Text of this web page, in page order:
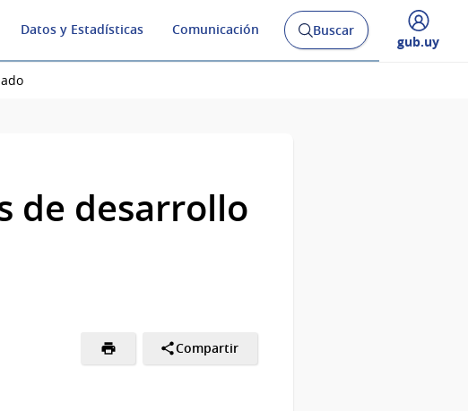
Datos y Estadísticas Comunicación
Abrir
buscador
Buscar
Desplegar
gub.uy
de desarrollo
Compartir